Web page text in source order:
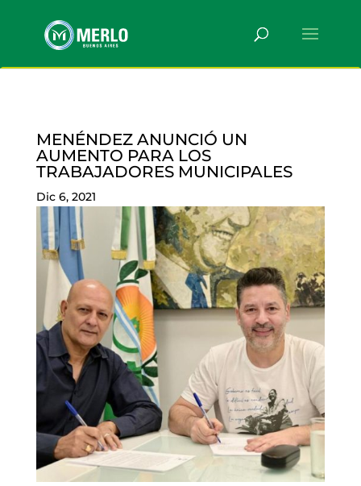
MENÉNDEZ ANUNCIÓ UN
AUMENTO PARA LOS
TRABAJADORES MUNICIPALES
Dic 6, 2021